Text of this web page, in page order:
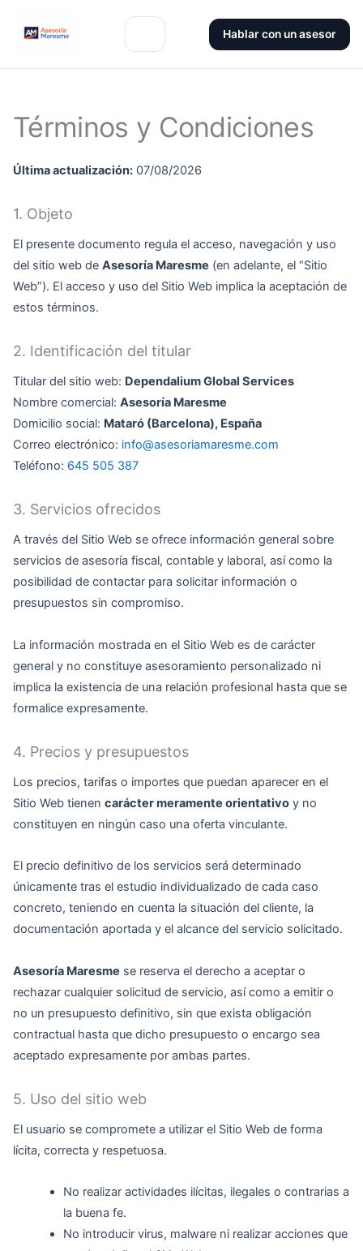
Hablar con un asesor
Términos y Condiciones
Última actualización: 07/08/2026
1. Objeto
El presente documento regula el acceso, navegación y uso
del sitio web de Asesoría Maresme (en adelante, el “Sitio
Web”). El acceso y uso del Sitio Web implica la aceptación de
estos términos.
2. Identificación del titular
Titular del sitio web: Dependalium Global Services
Nombre comercial: Asesoría Maresme
Domicilio social: Mataró (Barcelona), España
Correo electrónico: info@asesoriamaresme.com
Teléfono: 645 505 387
3. Servicios ofrecidos
A través del Sitio Web se ofrece información general sobre
servicios de asesoría fiscal, contable y laboral, así como la
posibilidad de contactar para solicitar información o
presupuestos sin compromiso.
La información mostrada en el Sitio Web es de carácter
general y no constituye asesoramiento personalizado ni
implica la existencia de una relación profesional hasta que se
formalice expresamente.
4. Precios y presupuestos
Los precios, tarifas o importes que puedan aparecer en el
Sitio Web tienen carácter meramente orientativo y no
constituyen en ningún caso una oferta vinculante.
El precio definitivo de los servicios será determinado
únicamente tras el estudio individualizado de cada caso
concreto, teniendo en cuenta la situación del cliente, la
documentación aportada y el alcance del servicio solicitado.
Asesoría Maresme se reserva el derecho a aceptar o
rechazar cualquier solicitud de servicio, así como a emitir o
no un presupuesto definitivo, sin que exista obligación
contractual hasta que dicho presupuesto o encargo sea
aceptado expresamente por ambas partes.
5. Uso del sitio web
El usuario se compromete a utilizar el Sitio Web de forma
lícita, correcta y respetuosa.
No realizar actividades ilícitas, ilegales o contrarias a
la buena fe.
No introducir virus, malware ni realizar acciones que